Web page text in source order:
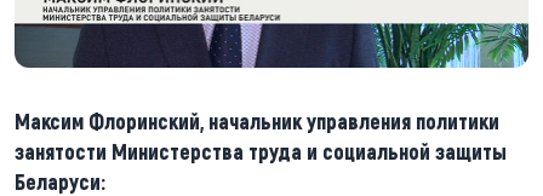
Максим Флоринский, начальник управления политики
занятости Министерства труда и социальной защиты
Беларуси: